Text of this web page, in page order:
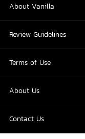
About Vanilla
Review Guidelines
Terms of Use
About Us
Contact Us